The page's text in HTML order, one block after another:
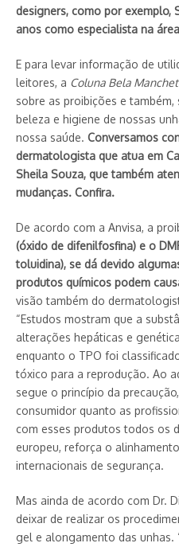
designers, como por exemplo,
anos como especialista na
E para levar informação de
leitores, a Coluna Bela
sobre as proibições e
beleza e higiene de nossas
nossa saúde. Conversamos
dermatologista que atua em
Sheila Souza, que também
mudanças. Confira.
De acordo com a Anvisa, a
(óxido de difenilfosfina) e o
toluidina), se dá devido
produtos químicos podem
visão também do
“Estudos mostram que a
alterações hepáticas e
enquanto o TPO foi
tóxico para a reprodução. Ao
segue o princípio da
consumidor quanto as
com esses produtos todos os
europeu, reforça o
internacionais de segurança.
Mas ainda de acordo com Dr.
deixar de realizar os
gel e alongamento das unhas.